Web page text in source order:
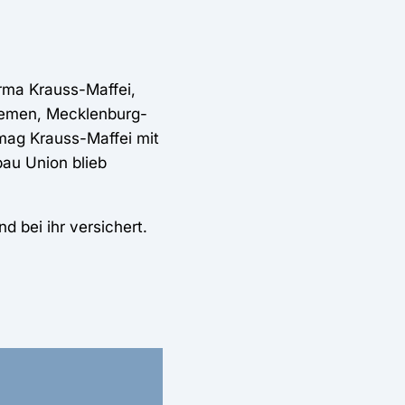
Krauss-Maffei,
Mecklenburg-
Krauss-Maffei mit
Union blieb
bei ihr versichert.